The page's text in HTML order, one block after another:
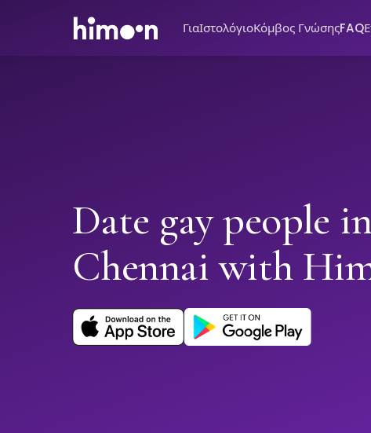
ΓιαΙστολόγιοΚόμβος ΓνώσηςFAQ
Date gay people
Chennai with